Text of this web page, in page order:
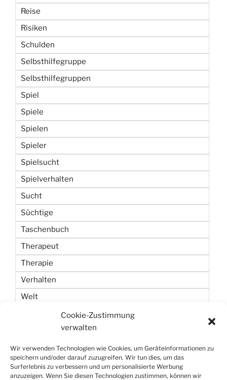
Reise
Risiken
Schulden
Selbsthilfegruppe
Selbsthilfegruppen
Spiel
Spiele
Spielen
Spieler
Spielsucht
Spielverhalten
Sucht
Süchtige
Taschenbuch
Therapeut
Therapie
Verhalten
Welt
Cookie-Zustimmung
verwalten
Wir verwenden Technologien wie Cookies, um Geräteinformationen zu
speichern und/oder darauf zuzugreifen. Wir tun dies, um das
Surferlebnis zu verbessern und um personalisierte Werbung
anzuzeigen. Wenn Sie diesen Technologien zustimmen, können wir